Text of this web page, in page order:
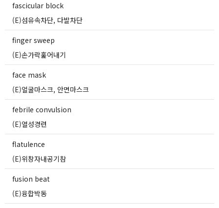
fascicular block
(E)섬유속차단, 다발차단
finger sweep
(E)손가락훑어내기
face mask
(E)얼굴마스크, 안면마스크
febrile convulsion
(E)열성경련
flatulence
(E)위창자내공기참
fusion beat
(E)융합박동